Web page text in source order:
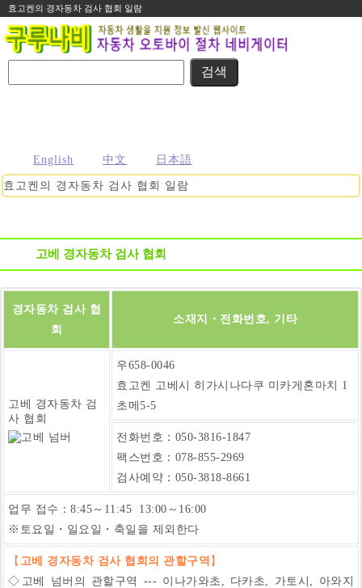
효고켄의 경자동차 검사 협회 일람
효고켄의 경자동차 검사 협회 일람
고베 경자동차 검사 협회
경자동차 검사 협
회
소재지・전화번호, 기타
고베 경자동차 검
사 협회
우658-0046
효고켄 고베시 히가시나다쿠 미카게혼마치 1
초메5-5
전화번호：050-3816-1847
팩스번호： 078-855-2969
검사예약：050-3818-8661
업무 접수：8:45～11:45 13:00～16:00
※토요일・일요일・축일을 제외한다
【 고베 경자동차 검사 협회의 관할구역 】
◇고베 넘버의 관할구역 --- 이나가와초, 다카초, 가토시, 아와지
English 中文 日本語